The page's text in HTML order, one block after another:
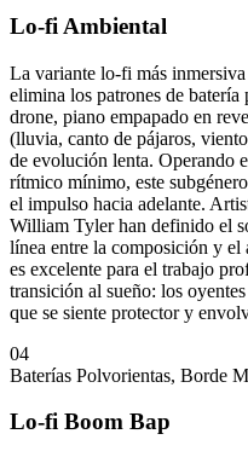
Lo-fi Ambiental
La variante lo-fi más
elimina los patrones de
drone, piano empapado en
(lluvia, canto de pájaros,
de evolución lenta. Operando
rítmico mínimo, este
el impulso hacia adelante.
William Tyler han definido el
línea entre la composición y
es excelente para el trabajo
transición al sueño: los
que se siente protector y
04
Baterías Polvorientas, Borde
Lo-fi Boom Bap